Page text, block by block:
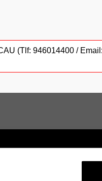
(Tlf: 946014400 /